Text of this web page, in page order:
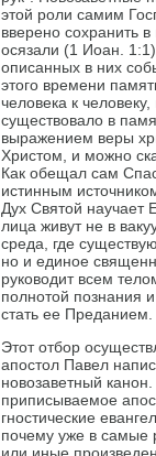
этой роли самим
вверено сохранить
осязали (1 Иоан.
описанных в них
этого времени
человека к
существовало в
выражением веры
Христом, и можно
Как обещал сам
истинным
Дух Святой научает
лица живут не в
среда, где
но и единое
руководит всем
полнотой познания
стать ее Преданием.
Этот отбор
апостол Павел
новозаветный
приписываемое
гностические
почему уже в самые